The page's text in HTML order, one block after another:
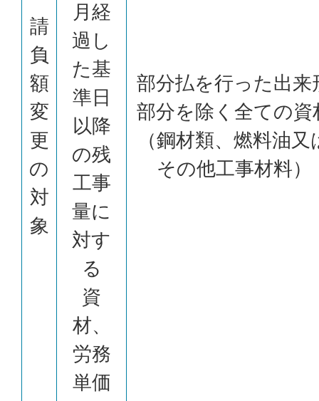
請
負
額
変
更
の
対
象
月経
過し
た基
準日
以降
の残
工事
量に
対す
る
資
材、
労務
単価
部分払を行った出来
部分を除く全ての資
（鋼材類、燃料油又
その他工事材料）